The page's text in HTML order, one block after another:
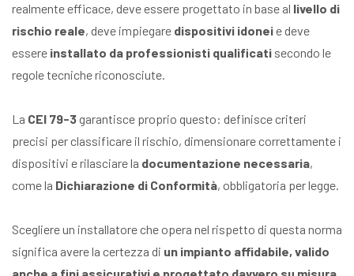
realmente efficace, deve essere progettato in base al livello di
rischio reale, deve impiegare dispositivi idoneie deve
essere installato da professionisti qualificati secondo le
regole tecniche riconosciute.
La CEI 79-3garantisce proprio questo: definisce criteri
precisi per classificare il rischio, dimensionare correttamente i
dispositivi e rilasciare la documentazione necessaria,
come la Dichiarazione di Conformità, obbligatoria per legge.
Scegliere un installatore che opera nel rispetto di questa norma
significa avere la certezza di un impianto affidabile, valido